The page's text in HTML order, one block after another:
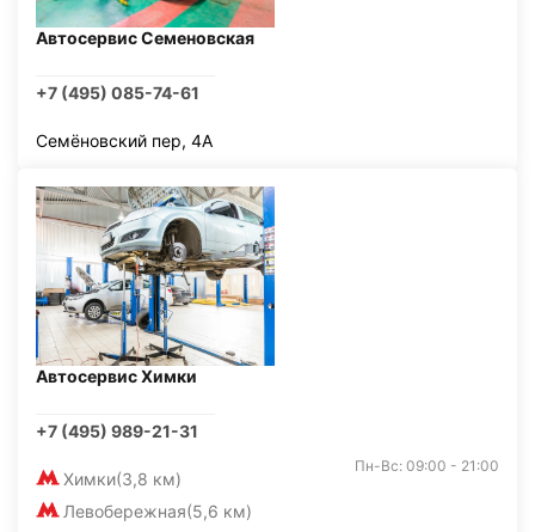
Автосервис Семеновская
+7 (495) 085-74-61
Семёновский пер, 4А
Автосервис Химки
+7 (495) 989-21-31
Химки(3,8 км)
Левобережная(5,6 км)
Пн-Вс: 09:00 - 21:00